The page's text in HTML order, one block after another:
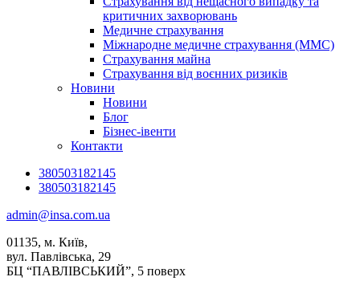
критичних захворювань
Медичне страхування
Міжнародне медичне страхування (ММС)
Страхування майна
Страхування від воєнних ризиків
Новини
Новини
Блог
Бізнес-івенти
Контакти
380503182145
380503182145
admin@insa.com.ua
01135, м. Київ,
вул. Павлівська, 29
БЦ “ПАВЛІВСЬКИЙ”, 5 поверх